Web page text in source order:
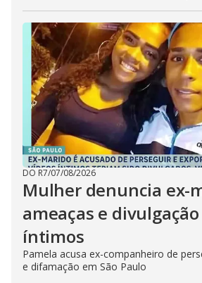
DO R7/07/08/2026
Mulher denuncia ex-
ameaças e
íntimos
Pamela acusa ex-companheiro de
e difamação em São Paulo